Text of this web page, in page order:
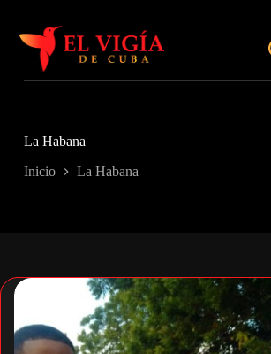
contenido
La Habana
Inicio La Habana